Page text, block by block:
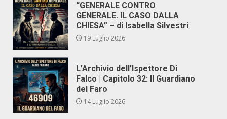
“GENERALE CONTRO
GENERALE. IL CASO DALLA
CHIESA” – di Isabella Silvestri
19 Luglio 2026
L’Archivio dell’Ispettore Di
Falco | Capitolo 32: Il Guardiano
del Faro
14 Luglio 2026